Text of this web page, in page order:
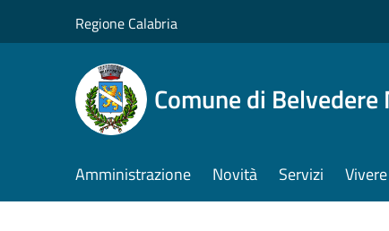
Regione Calabria
Comune di
Amministrazione Novità Servizi